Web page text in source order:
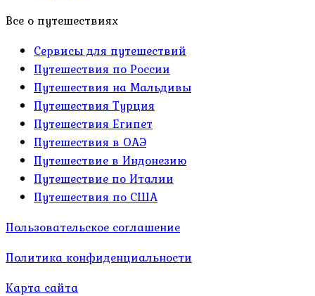
Все о путешествиях
Сервисы для путешествий
Путешествия по России
Путешествия на Мальдивы
Путешествия Турция
Путешествия Египет
Путешествия в ОАЭ
Путешествие в Индонезию
Путешествие по Италии
Путешествия по США
Пользовательское соглашение
Политика конфиденциальности
Карта сайта